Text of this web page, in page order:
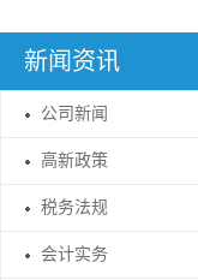
新闻资讯
公司新闻
高新政策
税务法规
会计实务